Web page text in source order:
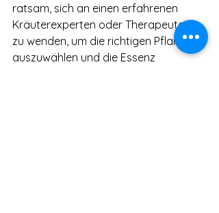
ratsam, sich an einen erfahrenen
Kräuterexperten oder Therapeuten
zu wenden, um die richtigen Pflanzen
auszuwählen und die Essenz